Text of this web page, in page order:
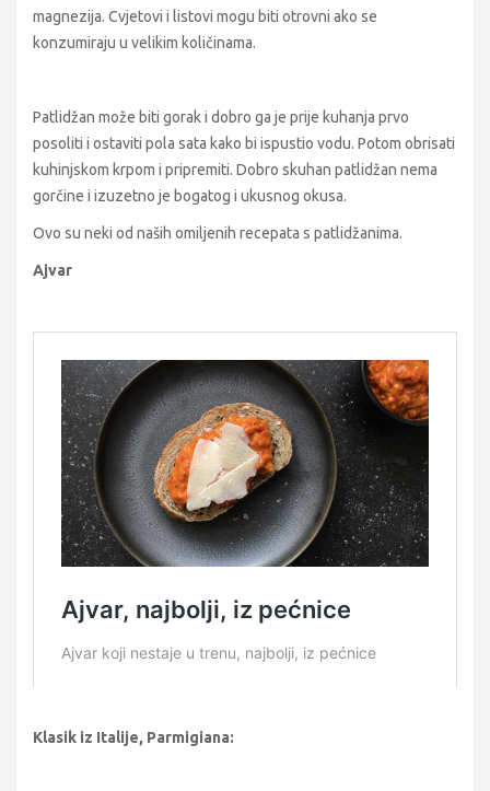
magnezija. Cvjetovi i listovi mogu biti otrovni ako se
konzumiraju u velikim količinama.
Patlidžan može biti gorak i dobro ga je prije kuhanja prvo
posoliti i ostaviti pola sata kako bi ispustio vodu. Potom obrisati
kuhinjskom krpom i pripremiti. Dobro skuhan patlidžan nema
gorčine i izuzetno je bogatog i ukusnog okusa.
Ovo su neki od naših omiljenih recepata s patlidžanima.
Ajvar
Klasik iz Italije, Parmigiana: